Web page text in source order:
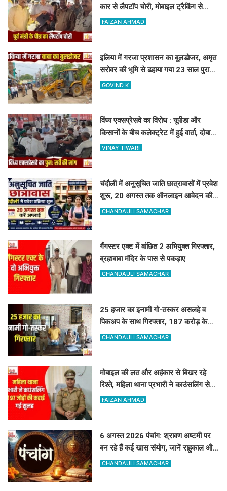
कार से लैपटॉप चोरी, मोबाइल ट्रैकिंग से
PPDU जंक्शन के पास बरामद
FAIZAN AHMAD
इलिया में गरजा प्रशासन का बुलडोजर, अमृत
सरोवर की भूमि से ढहाया गया 23 साल पुराना
अवैध निर्माण
GOVIND K
विंध्य एक्सप्रेसवे का विरोध : यूपीडा और
किसानों के बीच कलेक्ट्रेट में हुई वार्ता, दोबारा
सर्वे कराने का मिला आश्वासन
VINAY TIWARI
चंदौली में अनुसूचित जाति छात्रावासों में प्रवेश
शुरू, 20 अगस्त तक ऑनलाइन आवेदन की
सुविधा
CHANDAULI SAMACHAR
गैंगस्टर एक्ट में वांछित 2 अभियुक्त गिरफ्तार,
ब्रह्मबाबा मंदिर के पास से पकड़ाए
CHANDAULI SAMACHAR
25 हजार का इनामी गो-तस्कर असलहे व
पिकअप के साथ गिरफ्तार, 187 करोड़ के
नेटवर्क से जुड़ा तार
CHANDAULI SAMACHAR
मोबाइल की लत और अहंकार से बिखर रहे
रिश्ते, महिला थाना प्रभारी ने काउंसलिंग से
97 जोड़ों की कराई गई सुलह
FAIZAN AHMAD
6 अगस्त 2026 पंचांग: श्रावण अष्टमी पर
बन रहे हैं कई खास संयोग, जानें राहुकाल और
अभिजीत मुहूर्त का सटीक समय
CHANDAULI SAMACHAR